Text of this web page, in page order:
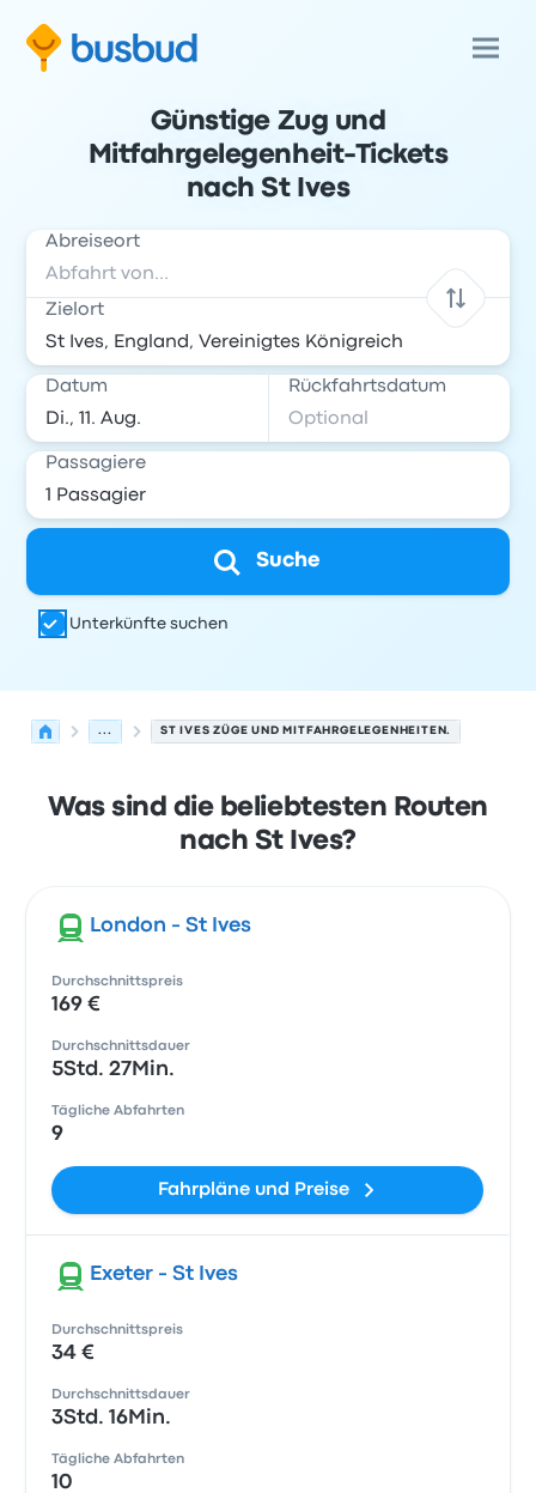
Günstige Zug und
Mitfahrgelegenheit-Tickets
nach St Ives
Abreiseort
Zielort
Datum Rückfahrtsdatum
Passagiere
Suche
Unterkünfte suchen
... ST IVES ZÜGE UND MITFAHRGELEGENHEITEN.
Was sind die beliebtesten Routen
nach St Ives?
London - St Ives
Durchschnittspreis
169 €
Durchschnittsdauer
5Std. 27Min.
Tägliche Abfahrten
9
Fahrpläne und Preise
Exeter - St Ives
Durchschnittspreis
34 €
Durchschnittsdauer
3Std. 16Min.
Tägliche Abfahrten
10